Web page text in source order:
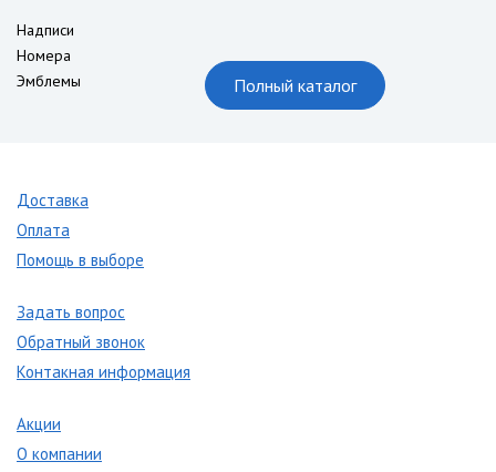
Надписи
Номера
Эмблемы
Полный каталог
Доставка
Оплата
Помощь в выборе
Задать вопрос
Обратный звонок
Контакная информация
Акции
О компании